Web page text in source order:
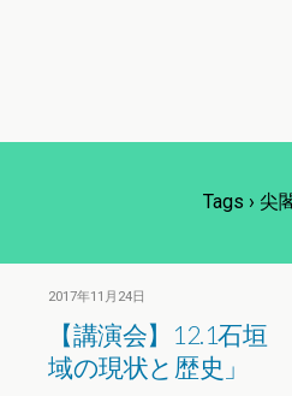
Tags › 尖
2017年11月24日
【講演会】12.1石
域の現状と歴史」